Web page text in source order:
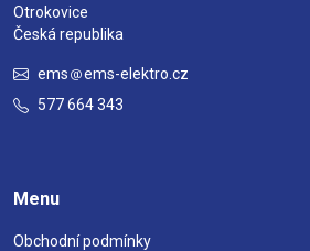
Otrokovice
Česká republika
ems
ems-elektro.cz
577 664 343
Menu
Obchodní podmínky